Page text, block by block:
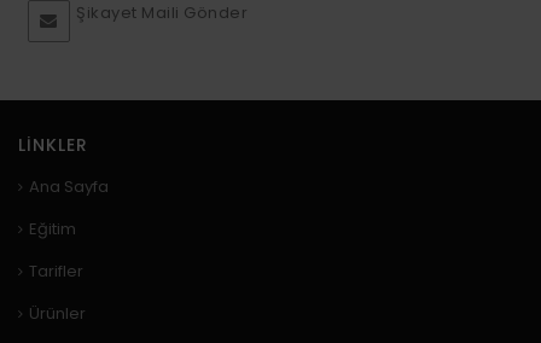
Şikayet Maili Gönder
LINKLER
Ana Sayfa
Eğitim
Tarifler
Ürünler